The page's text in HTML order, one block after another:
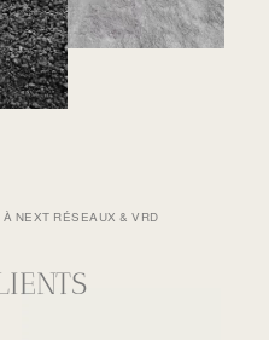
NEXT RÉSEAUX & VRD